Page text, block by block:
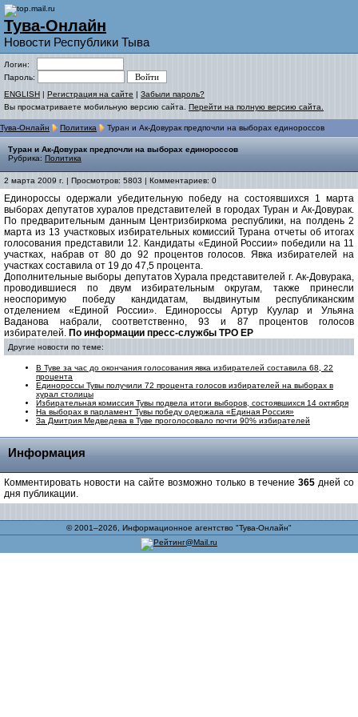
Тува-Онлайн
Новости Республики Тыва
Логин:
Пароль:
ENGLISH | Регистрация на сайте | Забыли пароль?
Вы просматриваете мобильную версию сайта. Перейти на полную версию сайта.
Тува-Онлайн Политика Туран и Ак-Довурак предпочли на выборах единороссов
Туран и Ак-Довурак предпочли на выборах единороссов
Рубрика: Политика
2 марта 2009 г. | Просмотров: 5803 | Комментариев: 0
Единороссы одержали убедительную победу на состоявшихся 1 марта
выборах депутатов хуралов представителей в городах Туран и Ак-Довурак.
По предварительным данным Центризбиркома республики, на полдень 2
марта из 13 участковых избирательных комиссий Турана отчеты об итогах
голосования представили 12. Кандидаты «Единой России» победили на 11
участках, набрав от 80 до 92 процентов голосов. Явка избирателей на
участках составила от 19 до 47,5 процента.
Дополнительные выборы депутатов Хурала представителей г. Ак-Довурака,
проводившиеся по двум избирательным округам, также принесли
неоспоримую победу кандидатам, выдвинутым республиканским
отделением «Единой России». Единороссы Артур Куулар и Ульяна
Ваданова набрали, соответственно, 93 и 87 процентов голосов
избирателей. По информации пресс-службы ТРО ЕР
Другие новости по теме:
В Туве за час до окончания голосования явка избирателей составила 68, 22
процента
Единороссы Тувы получили 72 процента голосов избирателей на выборах в
хурал столицы
Избирательная комиссия Тувы подвела итоги выборов, состоявшихся 14 октября
На выборах в парламент Тувы победу одержала «Единая Россия»
За Дмитрия Медведева в Туве проголосовало почти 90% избирателей
Информация
Комментировать новости на сайте возможно только в течение 365 дней со
дня публикации.
© 2001–2026, Информационное агентство "Тува-Онлайн"